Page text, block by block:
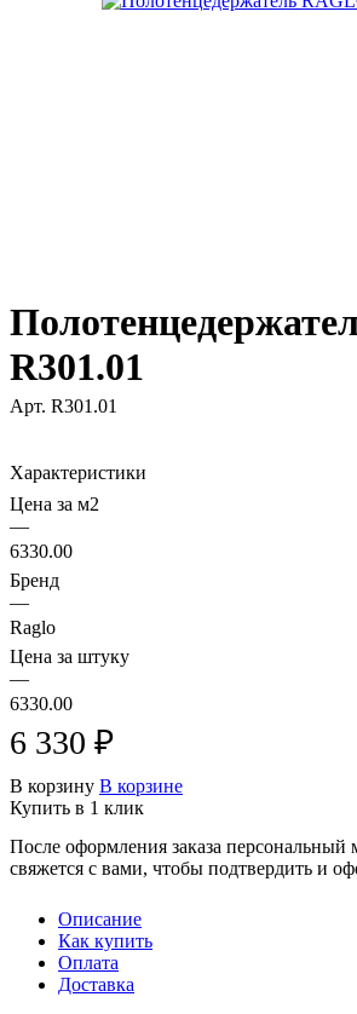
R301.01
Арт. R301.01
Характеристики
Цена за м2
—
6330.00
Бренд
—
Raglo
Цена за штуку
—
6330.00
6 330 ₽
В корзину В корзине
Купить в 1 клик
После оформления заказа персональный
свяжется с вами, чтобы подтвердить и
Описание
Как купить
Оплата
Доставка